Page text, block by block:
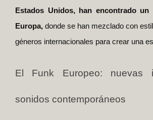
Estados Unidos, han encontrado
Europa, donde se han mezclado con
géneros internacionales para crear una
El Funk Europeo: nuevas
sonidos contemporáneos